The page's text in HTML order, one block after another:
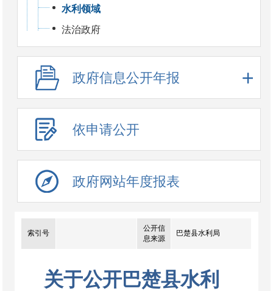
水利领域
法治政府
政府信息公开年报
依申请公开
政府网站年度报表
索引号
公开信
息来源
巴楚县水利局
关于公开巴楚县水利